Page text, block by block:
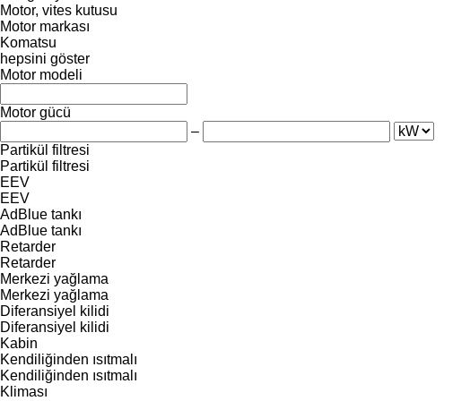
Motor, vites kutusu
Motor markası
Komatsu
hepsini göster
Motor modeli
Motor gücü
–
Partikül filtresi
Partikül filtresi
EEV
EEV
AdBlue tankı
AdBlue tankı
Retarder
Retarder
Merkezi yağlama
Merkezi yağlama
Diferansiyel kilidi
Diferansiyel kilidi
Kabin
Kendiliğinden ısıtmalı
Kendiliğinden ısıtmalı
Kliması